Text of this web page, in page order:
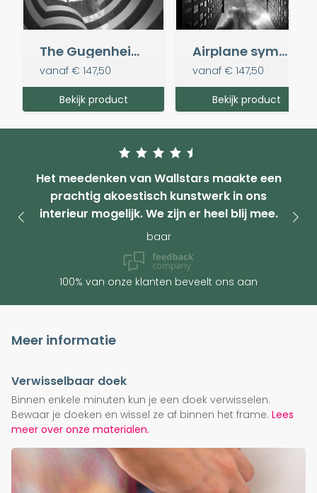
The Gugenheim Museum
vanaf € 147,50
Bekijk product
Airplane symmetry
vanaf € 147,50
Bekijk product
Het meedenken van Wallstars maakte een
prachtig akoestisch kunstwerk in ons
interieur mogelijk. We zijn er heel blij mee.
baar
100% van onze klanten beveelt ons aan
Meer informatie
Verwisselbaar doek
Binnen enkele minuten kun je een doek verwisselen.
Bewaar je doeken en wissel ze af binnen het frame. Lees
meer over onze materialen.